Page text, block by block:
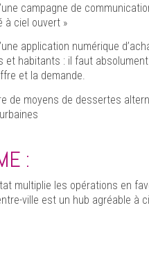
campagne de
à ciel ouvert »
application numérique
et habitants : il faut
et la demande.
de moyens de dessertes
:
multiplie les opérations en
ville est un hub agréable à